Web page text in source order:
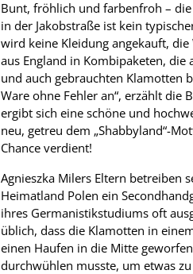
Bunt, fröhlich und farbenfroh –
in der Jakobstraße ist kein
wird keine Kleidung angekauft,
aus England in Kombipaketen, die
und auch gebrauchten Klamotten
Ware ohne Fehler an“, erzählt die
ergibt sich eine schöne und
neu, getreu dem „Shabbyland“-
Chance verdient!
Agnieszka Milers Eltern betreiben
Heimatland Polen ein
ihres Germanistikstudiums oft
üblich, dass die Klamotten in
einen Haufen in die Mitte
durchwühlen musste, um etwas